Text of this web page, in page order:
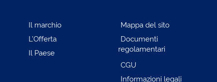
Il marchio
L’Offerta
Il Paese
Mappa del sito
Documenti
regolamentari
CGU
Informazioni legali